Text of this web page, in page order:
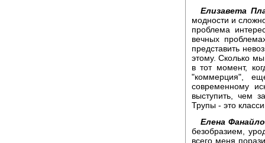
Елизавета
модности и
проблема
вечных
представить
этому. Сколько
в тот момент,
"коммерция",
современному
выступить, чем
Трупы - это
Елена
безобразием,
всего меня